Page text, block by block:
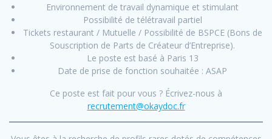
Environnement de travail dynamique et stimulant
Possibilité de télétravail partiel
Tickets restaurant / Mutuelle / Possibilité de BSPCE (Bons de
Souscription de Parts de Créateur d’Entreprise).
Le poste est basé à Paris 13
Date de prise de fonction souhaitée : ASAP
Ce poste est fait pour vous ? Écrivez-nous à
recrutement@okaydoc.fr